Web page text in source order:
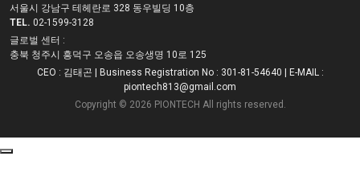
서울시 강남구 테헤란로 328 동우빌딩 10층
TEL. 02-1599-3128
글로벌 센터 :
충북 청주시 흥덕구 오송읍 오송생명 10로 125
CEO : 김태곤 | Business Registration No : 301-81-54640 | E-MAIL :
piontech813@gmail.com
Copyright © 2026 PIONTECH All rights reserved.